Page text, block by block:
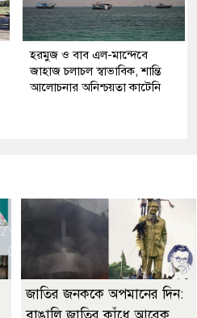
হরমুজ ও বাব এল-মান্দেবে
জাহাজ চলাচল স্বাভাবিক, শান্তি
আলোচনার অনিশ্চয়তা কাটেনি
জাতির জনককে অপমানের দিন: